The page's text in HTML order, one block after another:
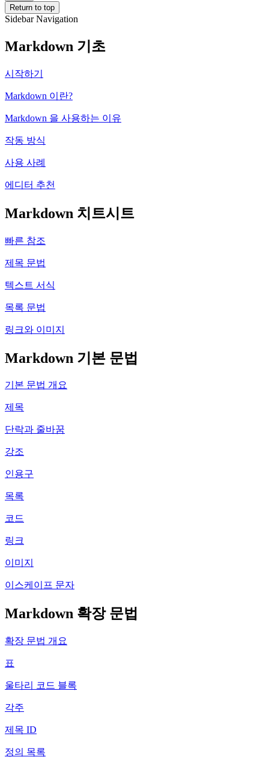
Return to top
Sidebar Navigation
Markdown 기초
시작하기
Markdown 이란?
Markdown 을 사용하는 이유
작동 방식
사용 사례
에디터 추천
Markdown 치트시트
빠른 참조
제목 문법
텍스트 서식
목록 문법
링크와 이미지
Markdown 기본 문법
기본 문법 개요
제목
단락과 줄바꿈
강조
인용구
목록
코드
링크
이미지
이스케이프 문자
Markdown 확장 문법
확장 문법 개요
표
울타리 코드 블록
각주
제목 ID
정의 목록